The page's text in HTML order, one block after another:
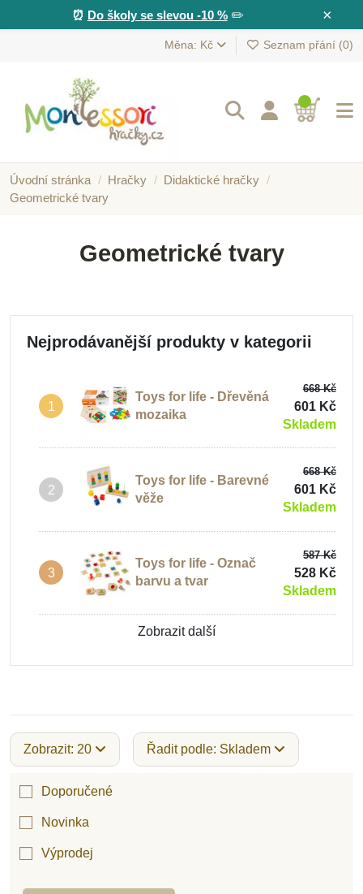
×
⏰ Do školy se slevou -10 %✏️
Měna: Kč Seznam přání (0)
Úvodní stránka Hračky
Didaktické hračky
Geometrické tvary
Geometrické tvary
Nejprodávanější produkty v kategorii
1
Toys for life - Dřevěná
mozaika
668 Kč
601 Kč
Skladem
2
Toys for life - Barevné
věže
668 Kč
601 Kč
Skladem
3
Toys for life - Označ
barvu a tvar
587 Kč
528 Kč
Skladem
Zobrazit další
Zobrazit: 20 Řadit podle: Skladem
Doporučené
Novinka
Výprodej